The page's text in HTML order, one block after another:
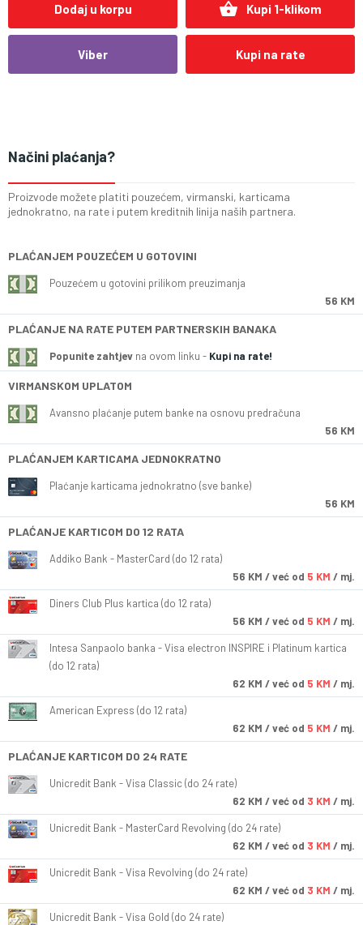
Dodaj u korpu shopping_basket Kupi 1-klikom
Viber Kupi na rate
Načini plaćanja?
Proizvode možete platiti pouzećem, virmanski, karticama
jednokratno, na rate i putem kreditnih linija naših partnera.
PLAĆANJEM POUZEĆEM U GOTOVINI
Pouzećem u gotovini prilikom preuzimanja
56 KM
PLAĆANJE NA RATE PUTEM PARTNERSKIH BANAKA
Popunite zahtjev na ovom linku - Kupi na rate!
VIRMANSKOM UPLATOM
Avansno plaćanje putem banke na osnovu predračuna
56 KM
PLAĆANJEM KARTICAMA JEDNOKRATNO
Plaćanje karticama jednokratno (sve banke)
56 KM
PLAĆANJE KARTICOM DO 12 RATA
Addiko Bank - MasterCard (do 12 rata)
56 KM / već od 5 KM / mj.
Diners Club Plus kartica (do 12 rata)
56 KM / već od 5 KM / mj.
Intesa Sanpaolo banka - Visa electron INSPIRE i Platinum kartica
(do 12 rata)
62 KM / već od 5 KM / mj.
American Express (do 12 rata)
62 KM / već od 5 KM / mj.
PLAĆANJE KARTICOM DO 24 RATE
Unicredit Bank - Visa Classic (do 24 rate)
62 KM / već od 3 KM / mj.
Unicredit Bank - MasterCard Revolving (do 24 rate)
62 KM / već od 3 KM / mj.
Unicredit Bank - Visa Revolving (do 24 rate)
62 KM / već od 3 KM / mj.
Unicredit Bank - Visa Gold (do 24 rate)